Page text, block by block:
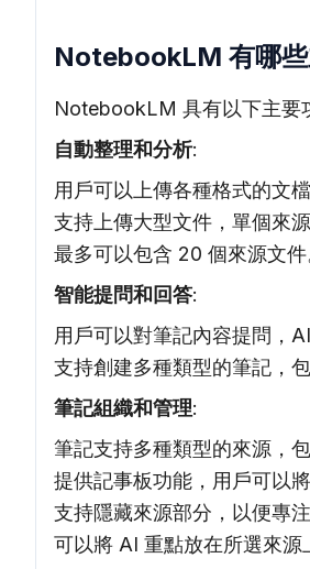
NotebookLM 有哪些
NotebookLM 具有以下主要
自動整理和分析:
用戶可以上傳各種格式的文
支持上傳大型文件，單個來
最多可以包含 20 個來源文件
智能提問和回答:
用戶可以對筆記內容提問，
支持創建多種類型的筆記，
筆記組織和管理:
筆記支持多種類型的來源，
提供記事板功能，用戶可以
支持隱藏來源部分，以便專注
可以將 AI 重點放在所選來源